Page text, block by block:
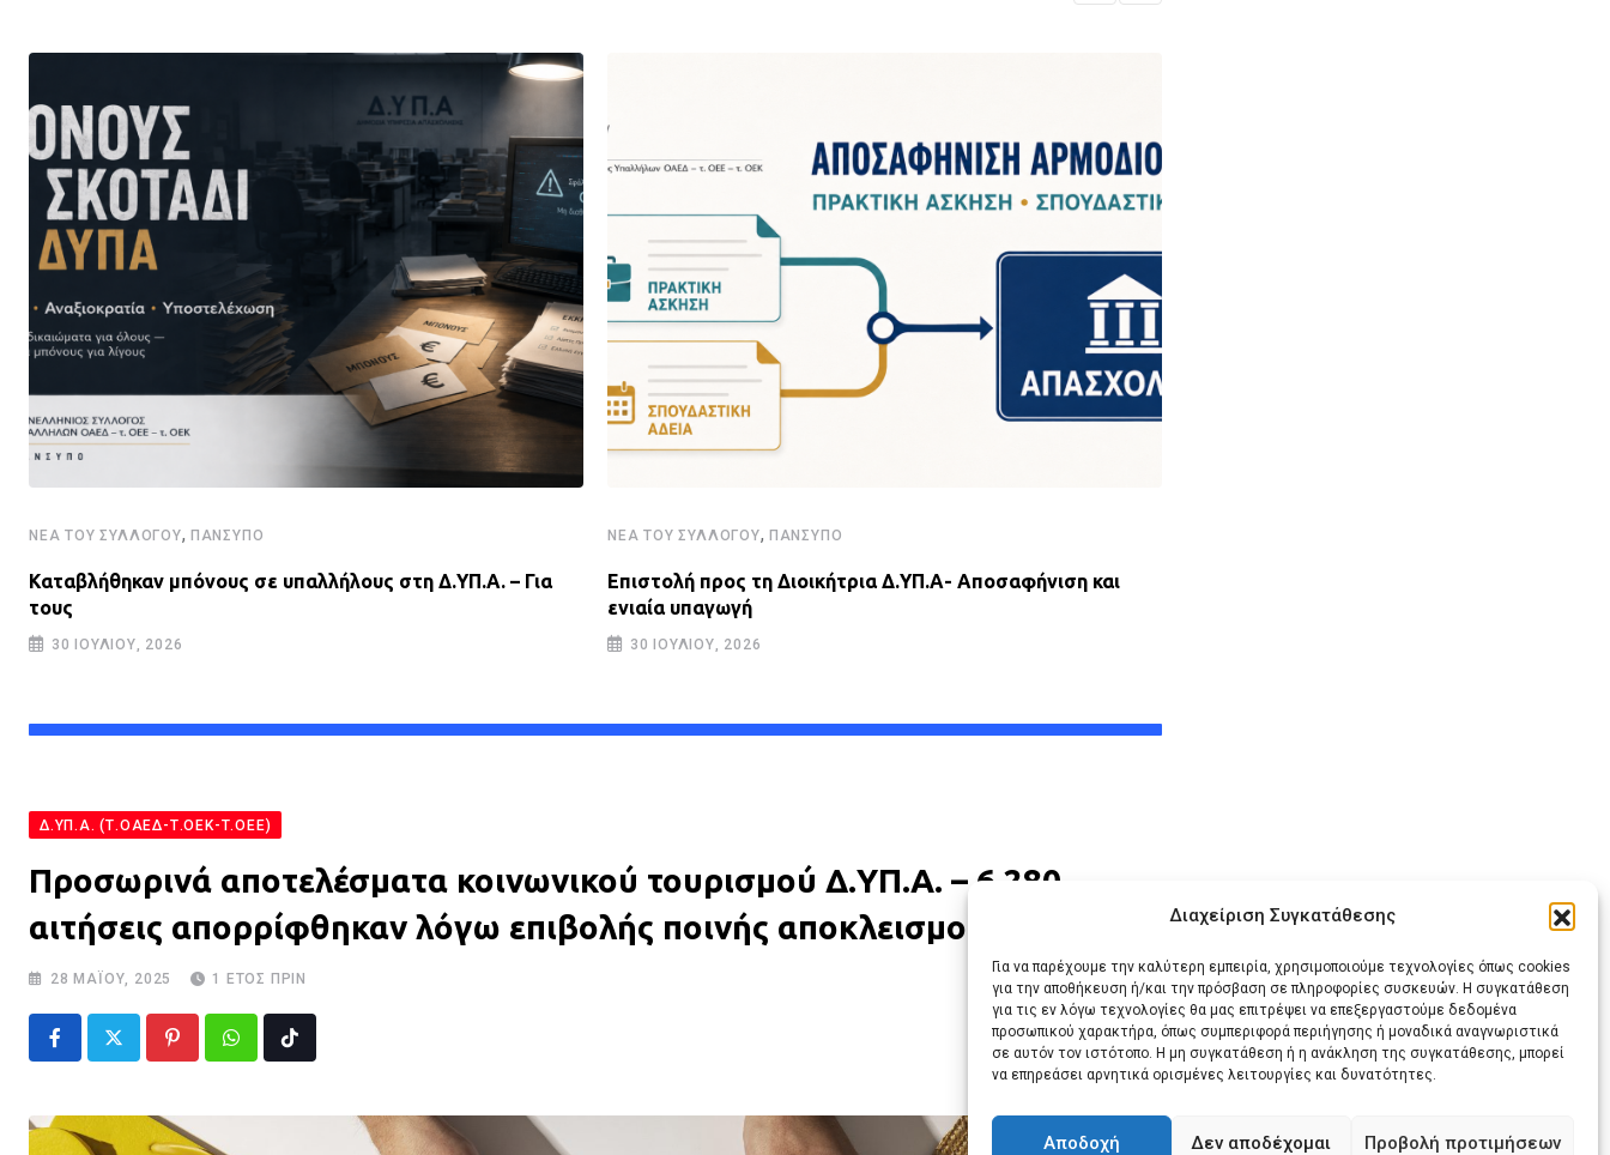
Διαχείριση Συγκατάθεσης
Για να παρέχουμε την καλύτερη εμπειρία, χρησιμοποιούμε τεχνολογίες όπως cookies
για την αποθήκευση ή/και την πρόσβαση σε πληροφορίες συσκευών. Η συγκατάθεση
για τις εν λόγω τεχνολογίες θα μας επιτρέψει να επεξεργαστούμε δεδομένα
προσωπικού χαρακτήρα, όπως συμπεριφορά περιήγησης ή μοναδικά αναγνωριστικά
σε αυτόν τον ιστότοπο. Η μη συγκατάθεση ή η ανάκληση της συγκατάθεσης, μπορεί
να επηρεάσει αρνητικά ορισμένες λειτουργίες και δυνατότητες.
Αποδοχή Δεν αποδέχομαι Προβολή προτιμήσεων
ΝΈΑ ΤΟΥ ΣΥΛΛΌΓΟΥ, ΠΑΝΣΥΠΟ
Καταβλήθηκαν μπόνους σε υπαλλήλους στη Δ.ΥΠ.Α. – Για
τους
30 ΙΟΥΛΊΟΥ, 2026
ΝΈΑ ΤΟΥ ΣΥΛΛΌΓΟΥ, ΠΑΝΣΥΠΟ
Επιστολή προς τη Διοικήτρια Δ.ΥΠ.Α- Αποσαφήνιση και
ενιαία υπαγωγή
30 ΙΟΥΛΊΟΥ, 2026
Δ.ΥΠ.Α. (Τ.ΟΑΕΔ-Τ.ΟΕΚ-Τ.ΟΕΕ)
Προσωρινά αποτελέσματα κοινωνικού τουρισμού Δ.ΥΠ.Α. – 6.280
αιτήσεις απορρίφθηκαν λόγω επιβολής ποινής αποκλεισμού
28 ΜΑΪ́ΟΥ, 2025 1 ΈΤΟΣ ΠΡΙΝ
PinterestWhatsapp Print
Share
via
Email
Tiktok